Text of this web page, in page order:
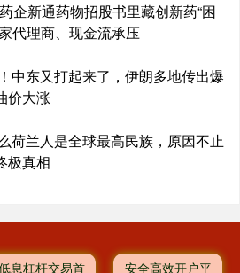
企新通药物招股书里藏创新药“困
代理商、现金流承压
中东又打起来了，伊朗多地传出爆
价大涨
荷兰人是全球最高民族，原因不止
极真相
息杠杆交易首 安全高效开户平